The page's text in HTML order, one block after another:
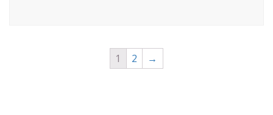
1 2 →